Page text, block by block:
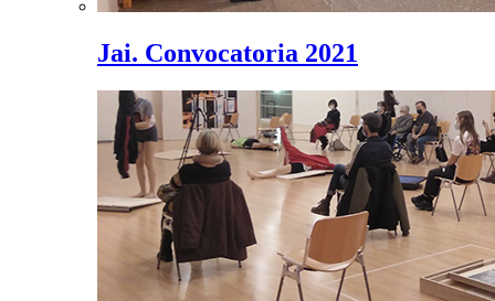
Jai. Convocatoria 2021